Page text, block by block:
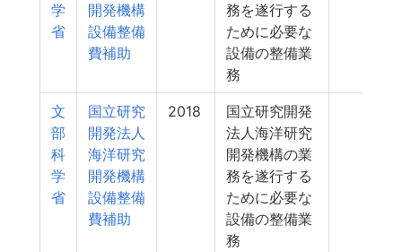
学
省
開発機構
設備整備
費補助
務を遂行する
ために必要な
設備の整備業
務
文
部
科
学
省
国立研究
開発法人
海洋研究
開発機構
設備整備
費補助
2018
国立研究開発
法人海洋研究
開発機構の業
務を遂行する
ために必要な
設備の整備業
務